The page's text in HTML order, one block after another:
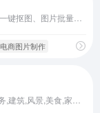
商图片制作